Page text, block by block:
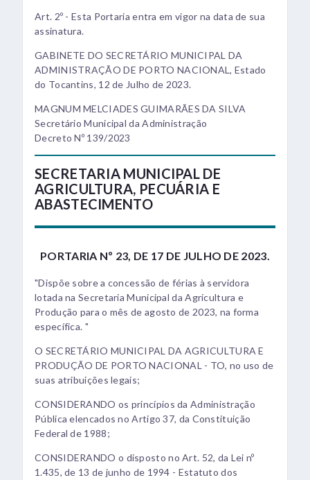
Art. 2º - Esta Portaria entra em vigor na data de sua
assinatura.
GABINETE DO SECRETÁRIO MUNICIPAL DA
ADMINISTRAÇÃO DE PORTO NACIONAL, Estado
do Tocantins, 12 de Julho de 2023.
MAGNUM MELCIADES GUIMARÃES DA SILVA
Secretário Municipal da Administração
Decreto Nº 139/2023
SECRETARIA MUNICIPAL DE
AGRICULTURA, PECUÁRIA E
ABASTECIMENTO
PORTARIA Nº 23, DE 17 DE JULHO DE 2023.
"Dispõe sobre a concessão de férias à servidora
lotada na Secretaria Municipal da Agricultura e
Produção para o mês de agosto de 2023, na forma
específica. "
O SECRETÁRIO MUNICIPAL DA AGRICULTURA E
PRODUÇÃO DE PORTO NACIONAL - TO, no uso de
suas atribuições legais;
CONSIDERANDO os princípios da Administração
Pública elencados no Artigo 37, da Constituição
Federal de 1988;
CONSIDERANDO o disposto no Art. 52, da Lei nº
1.435, de 13 de junho de 1994 - Estatuto dos